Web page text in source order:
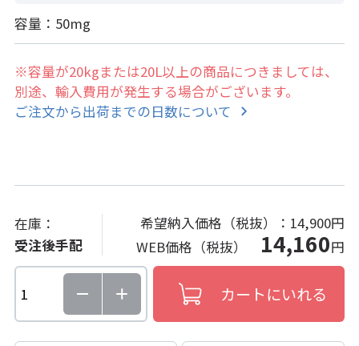
容量：50mg
※容量が20kgまたは20L以上の商品につきましては、
別途、輸入費用が発生する場合がございます。
ご注文から出荷までの日数について
在庫：
受注後手配
希望納入価格（税抜）： 14,900円
WEB価格（税抜） 14,160円